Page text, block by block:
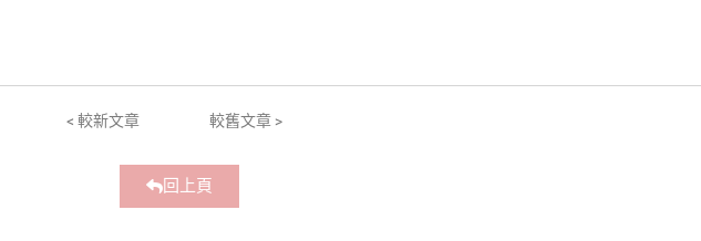
< 較新文章 較舊文章 >
回上頁